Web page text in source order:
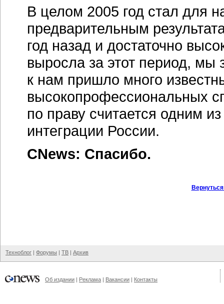
В целом 2005 год стал для
предварительным
год назад и достаточно
выросла за этот период, мы
к нам пришло много
высокопрофессиональных
по праву считается одним
интеграции России.
CNews: Спасибо.
Техноблог | Форумы | ТВ | Архив
Об издании | Реклама | Вакансии | Контакты